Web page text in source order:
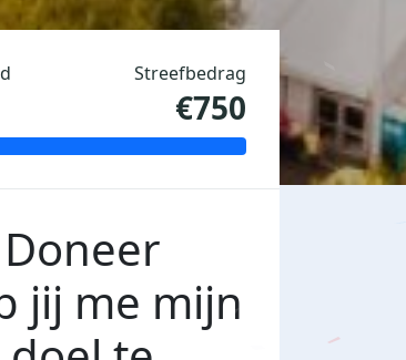
Streefbedrag
€750
Doneer
jij me mijn